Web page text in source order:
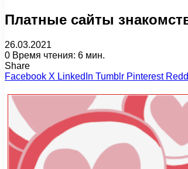
Платные сайты
26.03.2021
0 Время чтения: 6 мин.
Share
Facebook X LinkedIn Tumblr Pinterest